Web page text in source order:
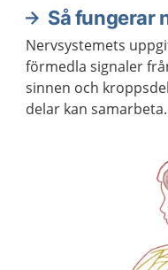
Så fungerar
Nervsystemets
förmedla signaler
sinnen och
delar kan samarbeta.